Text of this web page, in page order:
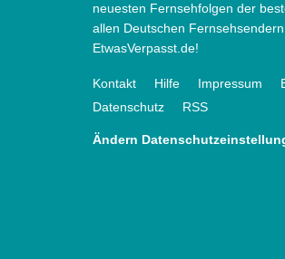
neuesten Fernsehfolgen der
allen Deutschen
EtwasVerpasst.de!
Kontakt Hilfe Impressum
Datenschutz
RSS
Ändern